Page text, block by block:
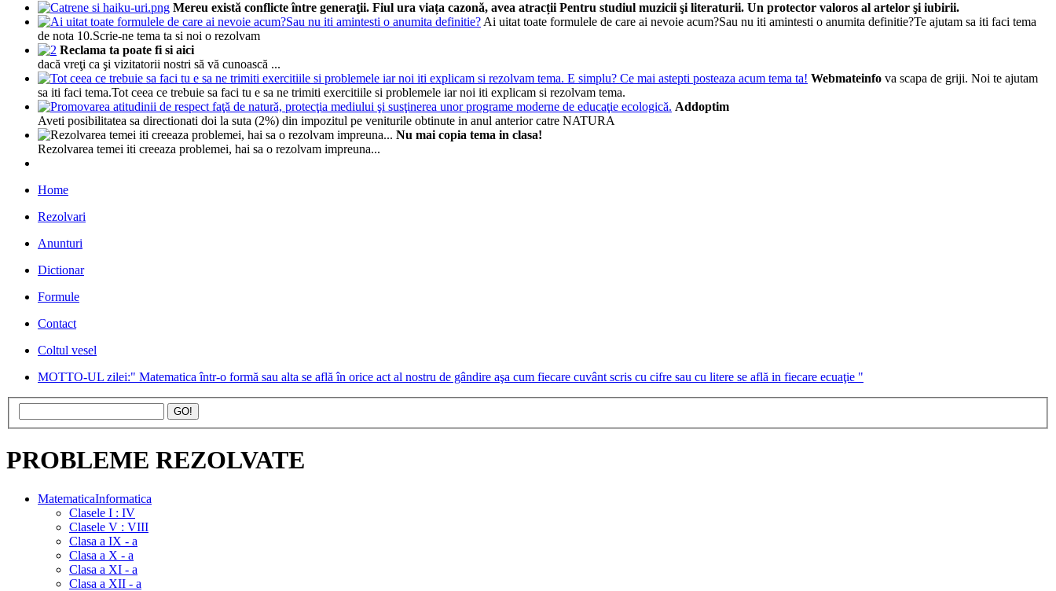
Mereu există conflicte între generaţii. Fiul ura viața cazonă, avea atracții Pentru studiul muzicii şi literaturii. Un protector valoros al artelor şi iubirii.
Ai uitat toate formulele de care ai nevoie acum?Sau nu iti amintesti o anumita definitie?Te ajutam sa iti faci tema
de nota 10.Scrie-ne tema ta si noi o rezolvam
Reclama ta poate fi si aici
dacă vreţi ca şi vizitatorii nostri să vă cunoască ...
Webmateinfo va scapa de griji. Noi te ajutam
sa iti faci tema.Tot ceea ce trebuie sa faci tu e sa ne trimiti exercitiile si problemele iar noi iti explicam si rezolvam tema.
Addoptim
Aveti posibilitatea sa directionati doi la suta (2%) din impozitul pe veniturile obtinute in anul anterior catre NATURA
Nu mai copia tema in clasa!
Rezolvarea temei iti creeaza problemei, hai sa o rezolvam impreuna...
Home
Rezolvari
Anunturi
Dictionar
Formule
Contact
Coltul vesel
MOTTO-UL zilei:" Matematica într-o formă sau alta se află în orice act al nostru de gândire aşa cum fiecare cuvânt scris cu cifre sau cu litere se află in fiecare ecuaţie "
PROBLEME REZOLVATE
MatematicaInformatica
Clasele I : IV
Clasele V : VIII
Clasa a IX - a
Clasa a X - a
Clasa a XI - a
Clasa a XII - a